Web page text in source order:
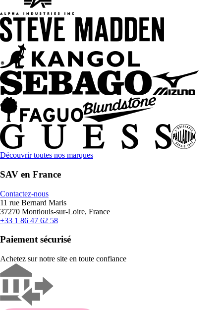
Découvrir toutes nos marques
SAV en France
Contactez-nous
11 rue Bernard Maris
37270 Montlouis-sur-Loire, France
+33 1 86 47 62 58
Paiement sécurisé
Achetez sur notre site en toute confiance